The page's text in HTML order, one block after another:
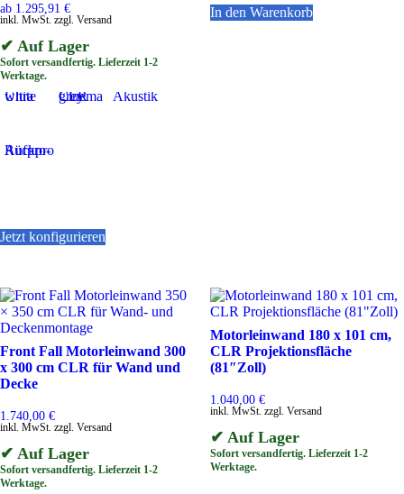
ab 1.295,91 €
inkl. MwSt. zzgl. Versand
✔ Auf Lager
Sofort versandfertig. Lieferzeit 1-2
Werktage.
Ultra white Cinema grey CLR Akustik
Aufpro-Rückpro
Jetzt konfigurieren
weist
mehrere
Varianten
auf.
Die
Optionen
können
der
Produktseite
gewählt
werden
In den Warenkorb
Front Fall Motorleinwand 300
x 300 cm CLR für Wand und
Decke
1.740,00 €
inkl. MwSt. zzgl. Versand
✔ Auf Lager
Sofort versandfertig. Lieferzeit 1-2
Werktage.
Motorleinwand 180 x 101 cm,
CLR Projektionsfläche
(81″Zoll)
1.040,00 €
inkl. MwSt. zzgl. Versand
✔ Auf Lager
Sofort versandfertig. Lieferzeit 1-2
Werktage.